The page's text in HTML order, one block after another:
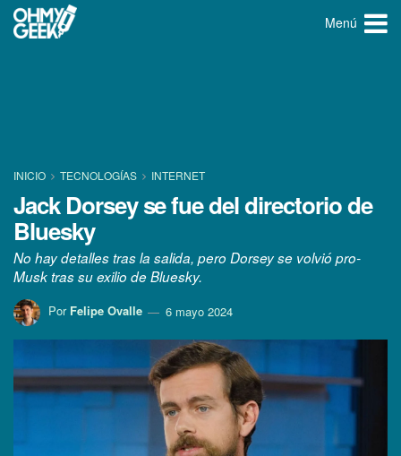
Menú
INICIO TECNOLOGÍ­AS INTERNET
Jack Dorsey se fue del directorio de
Bluesky
No hay detalles tras la salida, pero Dorsey se volvió pro-
Musk tras su exilio de Bluesky.
Por Felipe Ovalle 6 mayo 2024